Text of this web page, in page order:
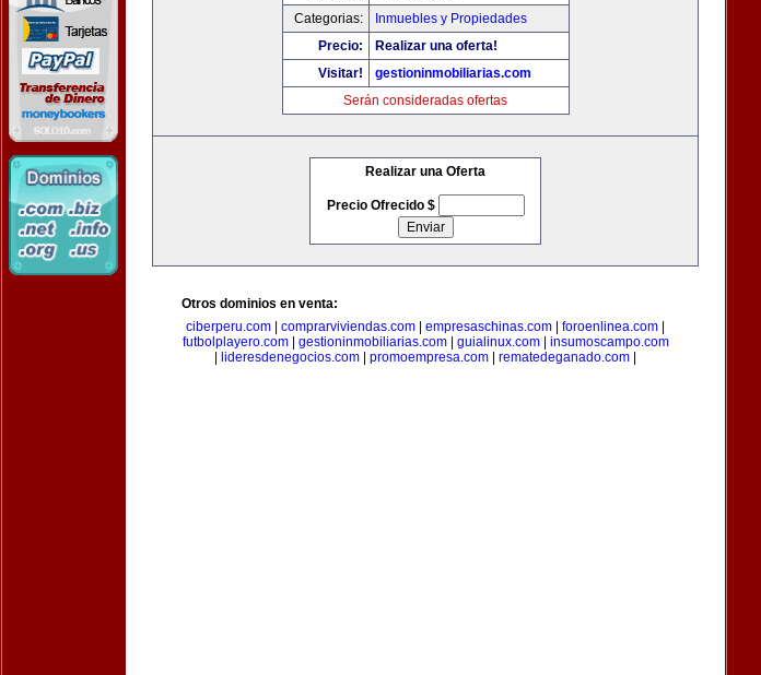
Categorias:
Inmuebles y Propiedades
Precio:
Realizar una oferta!
Visitar!
gestioninmobiliarias.com
Serán consideradas ofertas
Realizar una Oferta
Precio Ofrecido $
Otros dominios en venta:
ciberperu.com
comprarviviendas.com empresaschinas.com foroenlinea.com
futbolplayero.com| gestioninmobiliarias.com| guialinux.com| insumoscampo.com
lideresdenegocios.com promoempresa.com rematedeganado.com